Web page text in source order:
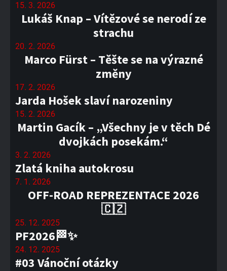
15. 3. 2026
Lukáš Knap – Vítězové se nerodí ze
strachu
20. 2. 2026
Marco Fürst – Těšte se na výrazné
změny
17. 2. 2026
Jarda Hošek slaví narozeniny
15. 2. 2026
Martin Gacík – „Všechny je v těch Dé
dvojkách posekám.“
3. 2. 2026
Zlatá kniha autokrosu
7. 1. 2026
OFF-ROAD REPREZENTACE 2026
🇨🇿
25. 12. 2025
PF2026🏁✨
24. 12. 2025
#03 Vánoční otázky